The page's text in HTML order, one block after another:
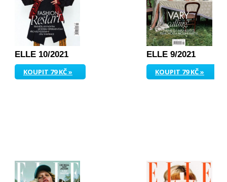
ELLE 10/2021
KOUPIT 79 KČ »
ELLE 9/2021
KOUPIT 79 KČ »